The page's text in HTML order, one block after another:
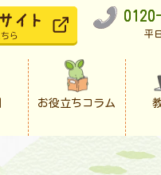
平
お役立ちコラム